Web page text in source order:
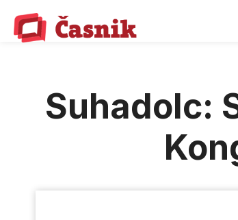
content
Suhadolc: